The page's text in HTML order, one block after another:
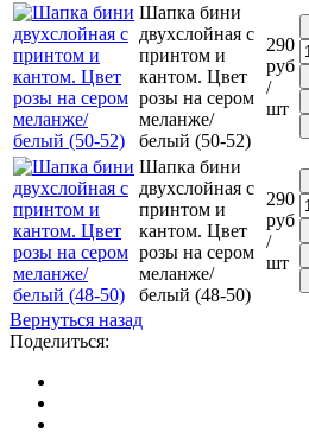
Шапка бини
двухслойная с
принтом и
кантом. Цвет
розы на сером
меланже/
белый (50-52)
290
руб
/
шт
Шапка бини
двухслойная с
принтом и
кантом. Цвет
розы на сером
меланже/
белый (48-50)
290
руб
/
шт
Вернуться назад
Поделиться: